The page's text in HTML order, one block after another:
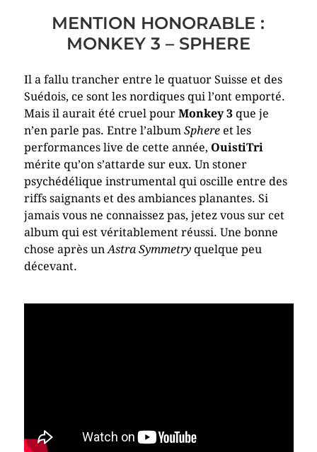
MENTION HONORABLE :
MONKEY 3 – SPHERE
Il a fallu trancher entre le quatuor Suisse et des
Suédois, ce sont les nordiques qui l’ont emporté.
Mais il aurait été cruel pour Monkey 3que je
n’en parle pas. Entre l’album Sphereet les
performances live de cette année, OuistiTri
mérite qu’on s’attarde sur eux. Un stoner
psychédélique instrumental qui oscille entre des
riffs saignants et des ambiances planantes. Si
jamais vous ne connaissez pas, jetez vous sur cet
album qui est véritablement réussi. Une bonne
chose après unAstra Symmetryquelque peu
décevant.